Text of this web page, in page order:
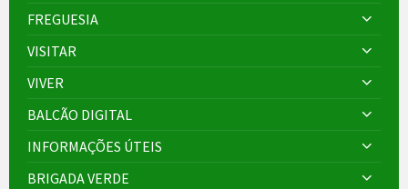
FREGUESIA
VISITAR
VIVER
BALCÃO DIGITAL
INFORMAÇÕES ÚTEIS
BRIGADA VERDE